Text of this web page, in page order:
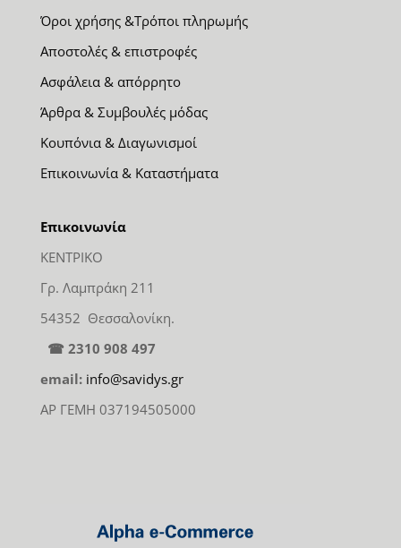
Όροι χρήσης &Τρόποι πληρωμής
Αποστολές & επιστροφές
Ασφάλεια & απόρρητο
Άρθρα & Συμβουλές μόδας
Κουπόνια & Διαγωνισμοί
Επικοινωνία & Καταστήματα
Επικοινωνία
ΚΕΝΤΡΙΚΟ
Γρ. Λαμπράκη 211
54352 Θεσσαλονίκη.
☎ 2310 908 497
email: info@savidys.gr
ΑΡ ΓΕΜΗ 037194505000